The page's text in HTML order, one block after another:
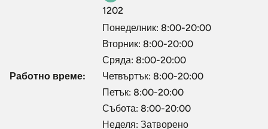
1202
Работно време:
Понеделник: 8:00-20:00
Вторник: 8:00-20:00
Сряда: 8:00-20:00
Четвъртък: 8:00-20:00
Петък: 8:00-20:00
Събота: 8:00-20:00
Неделя: Затворено